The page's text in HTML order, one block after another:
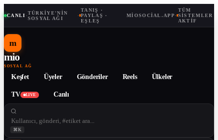
CANLI ·TÜRKIYE'NIN
SOSYAL AĞI
·
TANIŞ ·
PAYLAŞ ·
EŞLEŞ
MIOSOCIAL.APP·
TÜM
SISTEMLER
AKTIF
m
mio
SOSYAL AĞ
Keşfet Üyeler Gönderiler Reels Ülkeler
TV LIVE Canlı
⌘K